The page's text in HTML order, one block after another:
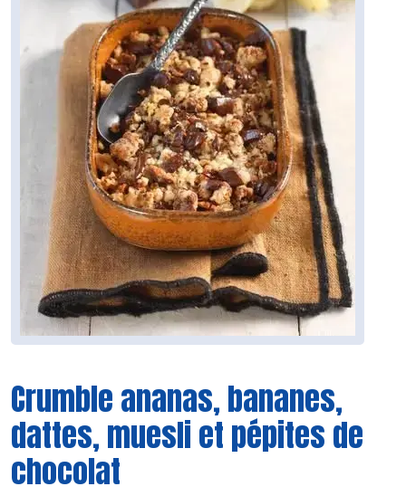
Crumble ananas, bananes,
dattes, muesli et pépites de
chocolat